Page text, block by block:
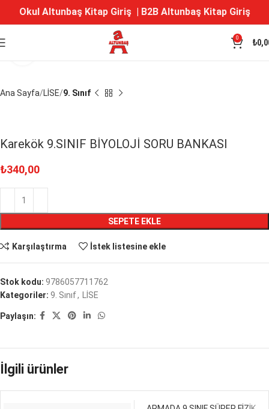
Okul Altunbaş Kitap Giriş| B2B Altunbaş Kitap Giriş
0 ₺
Büyütmek için tıklayın
Ana Sayfa LİSE 9. Sınıf
Karekök 9.SINIF BİYOLOJİ SORU BANKASI
₺340,00
SEPETE EKLE
Karşılaştırma İstek listesine ekle
Stok kodu: 9786057711762
Kategoriler: 9. Sınıf, LİSE
Paylaşın:
İlgili ürünler